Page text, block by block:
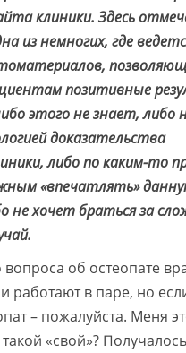
клиники. Здесь
из немногих, где
позитивные
этого не знает, либо
доказательства
либо по каким-то
«впечатлять»
не хочет браться за
об остеопате
работают в паре, но
– пожалуйста. Меня
«свой»?